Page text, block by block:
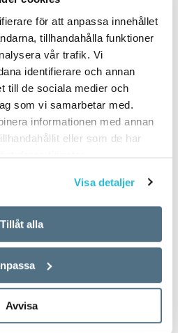
för att anpassa innehållet
tillhandahålla funktioner
vår trafik. Vi
identifierare och annan
till de sociala medier och
som vi samarbetar med.
informationen med annan
eller som de har
deras tjänster.
Visa detaljer
Tillåt alla
Avvisa